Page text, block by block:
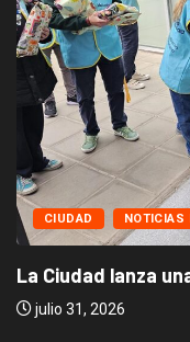
CIUDAD NOTICIAS
La Ciudad lanza
julio 31, 2026